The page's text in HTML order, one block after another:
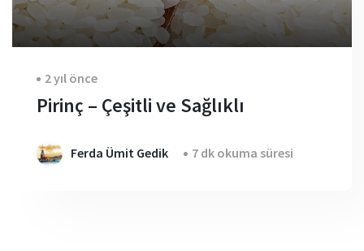
2 yıl önce
Pirinç – Çeşitli ve Sağlıklı
Ferda Ümit Gedik 7 dk okuma süresi